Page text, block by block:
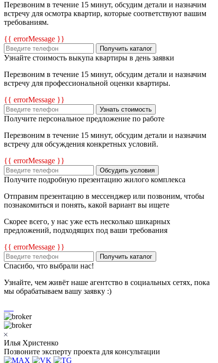
Перезвоним в течение 15 минут, обсудим детали и назначим
встречу для осмотра квартир, которые соответствуют вашим
требованиям.
{{ errorMessage }}
Получить каталог
Узнайте стоимость выкупа квартиры в день заявки
Перезвоним в течение 15 минут, обсудим детали и назначим
встречу для профессиональной оценки квартиры.
{{ errorMessage }}
Узнать стоимость
Получите персональное предложение по работе
Перезвоним в течение 15 минут, обсудим детали и назначим
встречу для обсуждения конкретных условий.
{{ errorMessage }}
Обсудить условия
Получите подробную презентацию жилого комплекса
Отправим презентацию в мессенджер или позвоним, чтобы
познакомиться и понять, какой вариант вы ищете
Скорее всего, у нас уже есть несколько шикарных
предложений, подходящих под ваши требования
{{ errorMessage }}
Получить каталог
Спасибо, что выбрали нас!
Узнайте, чем живёт наше агентство в социальных сетях, пока
мы обрабатываем вашу заявку :)
Илья Христенко
Позвоните эксперту проекта для консультации